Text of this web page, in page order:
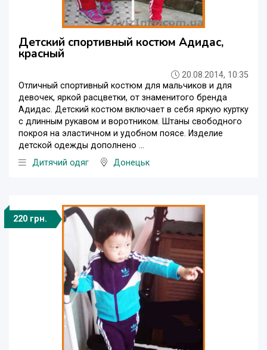
Детский спортивный костюм Адидас,
красный
20.08.2014, 10:35
Отличный спортивный костюм для мальчиков и для
девочек, яркой расцветки, от знаменитого бренда
Адидас. Детский костюм включает в себя яркую куртку
с длинным рукавом и воротником. Штаны свободного
покроя на эластичном и удобном поясе. Изделие
детской одежды дополнено ...
Дитячий одяг
Донецьк
220 грн.